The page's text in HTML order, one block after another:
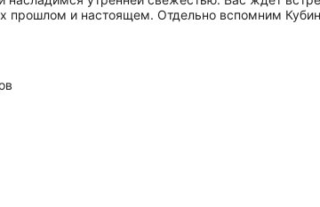
и настоящем. Отдельно вспомним